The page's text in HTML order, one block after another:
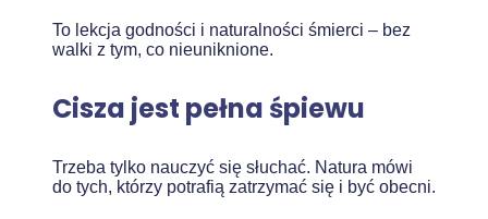
To lekcja godności i naturalności śmierci – bez
walki z tym, co nieuniknione.
Cisza jest pełna śpiewu
Trzeba tylko nauczyć się słuchać. Natura mówi
do tych, którzy potrafią zatrzymać się i być obecni.